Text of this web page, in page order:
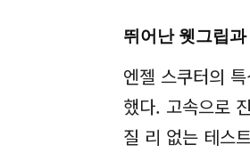
뛰어난 웻그립과
엔젤 스쿠터의
했다. 고속으로
질 리 없는 테스